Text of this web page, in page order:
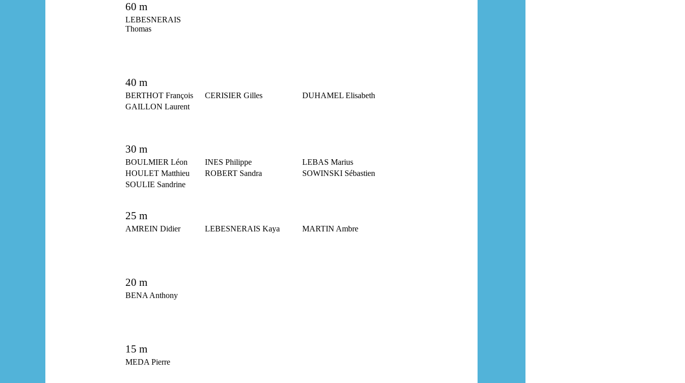
60 m
LEBESNERAIS
Thomas
40 m
BERTHOT François CERISIER Gilles
DUHAMEL Elisabeth
GAILLON Laurent
30 m
BOULMIER Léon INES Philippe
LEBAS Marius
HOULET Matthieu
ROBERT Sandra
SOWINSKI Sébastien
SOULIE Sandrine
25 m
AMREIN Didier LEBESNERAIS Kaya MARTIN Ambre
20 m
BENA Anthony
15 m
MEDA Pierre